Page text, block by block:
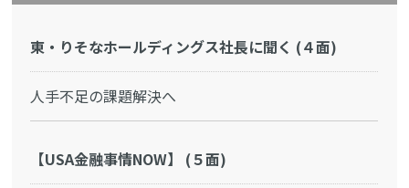
東・りそなホールディングス社長に聞く (４面)
人手不足の課題解決へ
【USA金融事情NOW】 (５面)